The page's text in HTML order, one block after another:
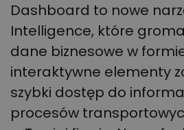
Dashboard to nowe
Intelligence, które
dane biznesowe w
interaktywne elementy
szybki dostęp do
procesów